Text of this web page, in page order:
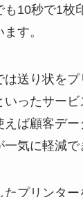
10秒で1枚
す。
は送り状を
いったサービ
えば顧客デ
気に軽減で
プリンタ